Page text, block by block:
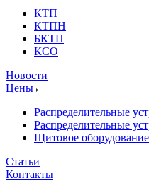
КТП
КТПН
БКТП
КСО
Новости
Цены
Распределительные
Распределительные
Щитовое оборудование
Статьи
Контакты